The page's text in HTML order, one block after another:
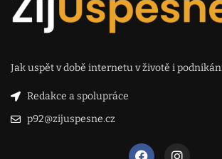
Jak uspět v době internetu v životě i
Redakce a spolupráce
p92@zijuspesne.cz